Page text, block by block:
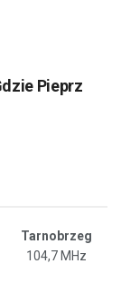
Pieprz
Tarnobrzeg
104,7 MHz